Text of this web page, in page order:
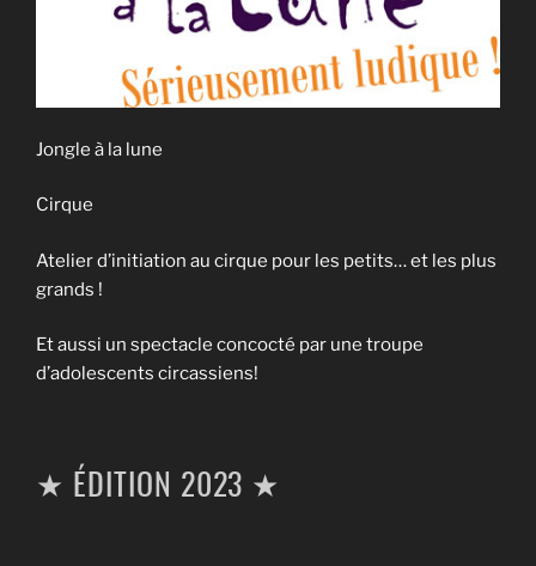
Jongle à la lune
Cirque
Atelier d’initiation au cirque pour les petits… et les plus
grands !
Et aussi un spectacle concocté par une troupe
d’adolescents circassiens!
★ ÉDITION 2023 ★